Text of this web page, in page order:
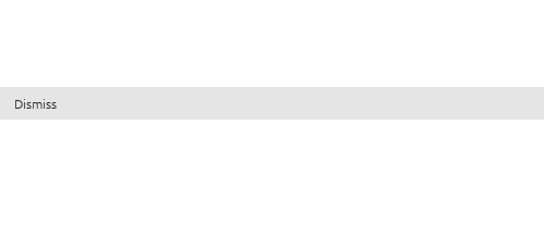
Dismiss